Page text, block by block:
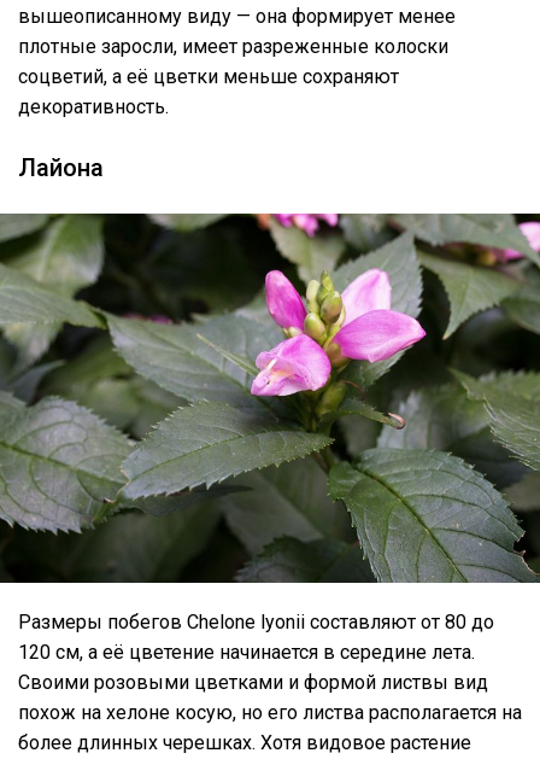
вышеописанному виду — она формирует менее
плотные заросли, имеет разреженные колоски
соцветий, а её цветки меньше сохраняют
декоративность.
Лайона
Размеры побегов Chelone lyonii составляют от 80 до
120 см, а её цветение начинается в середине лета.
Своими розовыми цветками и формой листвы вид
похож на хелоне косую, но его листва располагается на
более длинных черешках. Хотя видовое растение